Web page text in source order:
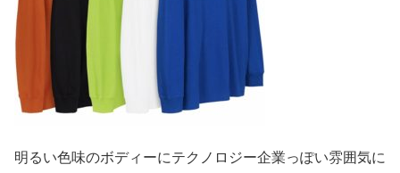
明るい色味のボディーにテクノロジー企業っぽい雰囲気に